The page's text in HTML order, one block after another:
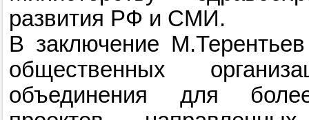
развития РФ и СМИ.
В заключение
общественных
объединения для